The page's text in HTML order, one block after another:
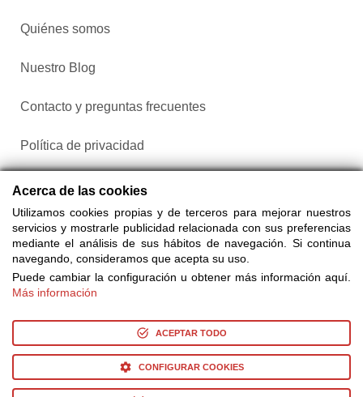
Quiénes somos
Nuestro Blog
Contacto y preguntas frecuentes
Política de privacidad
Configurar cookies
de 25 proveedores
© Copyright 2014-2026 Ociocultura Network SL. - All Rights
Reserved
Acerca de las cookies
Utilizamos cookies propias y de terceros para mejorar nuestros
servicios y mostrarle publicidad relacionada con sus preferencias
mediante el análisis de sus hábitos de navegación. Si continua
navegando, consideramos que acepta su uso.
Puede cambiar la configuración u obtener más información aquí.
Más información
ACEPTAR TODO
CONFIGURAR COOKIES